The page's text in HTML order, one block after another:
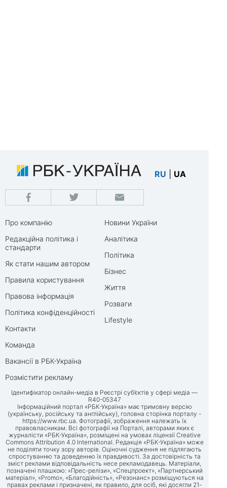
RU UA
Про компанію
Редакційна політика і
стандарти
Як стати нашим автором
Правила користування
Правова інформація
Політика конфіденційності
Контакти
Команда
Вакансії в РБК-Україна
Розмістити рекламу
Новини України
Аналітика
Політика
Бізнес
Життя
Розваги
Lifestyle
Ідентифікатор онлайн-медіа в Реєстрі суб’єктів у сфері медіа —
R40-05347
Інформаційний портал «РБК-Україна» має тримовну версію
(українську, російську та англійську), головна сторінка порталу -
https://www.rbc.ua. Фотографії, зображення належать їх
правовласникам. Всі фотографії на Порталі, авторами яких є
журналісти «РБК-Україна», розміщені на умовах ліцензії Creative
Commons Attribution 4.0 International. Редакція «РБК-Україна» може
не поділяти точку зору авторів. Оціночні судження не підлягають
спростуванню та доведенню їх правдивості. За достовірність та
зміст реклами відповідальність несе рекламодавець. Матеріали,
позначені плашкою: «Прес-релізи», «Спецпроект», «Партнерський
матеріал», «Promo», «Благодійність», «Резонанс» розміщуються на
правах реклами і призначені, як правило, для осіб, які досягли 21-